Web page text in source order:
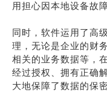
用担心因本地设备故
同时，软件运用了高
理，无论是企业的财
相关的业务数据等，
经过授权、拥有正确
大地保障了数据的保密